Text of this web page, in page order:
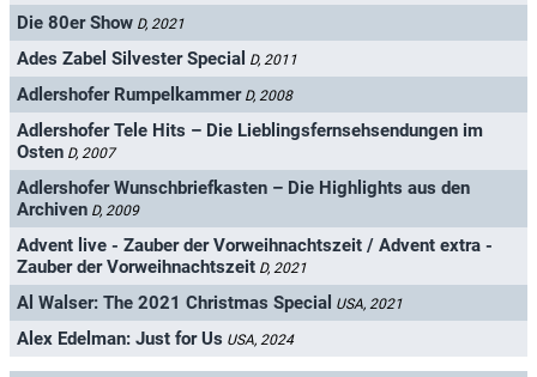
Die 80er Show D, 2021
Ades Zabel Silvester Special D, 2011
Adlershofer Rumpelkammer D, 2008
Adlershofer Tele Hits – Die Lieblingsfernsehsendungen im
Osten D, 2007
Adlershofer Wunschbriefkasten – Die Highlights aus den
Archiven D, 2009
Advent live - Zauber der Vorweihnachtszeit / Advent extra -
Zauber der Vorweihnachtszeit D, 2021
Al Walser: The 2021 Christmas Special USA, 2021
Alex Edelman: Just for Us USA, 2024